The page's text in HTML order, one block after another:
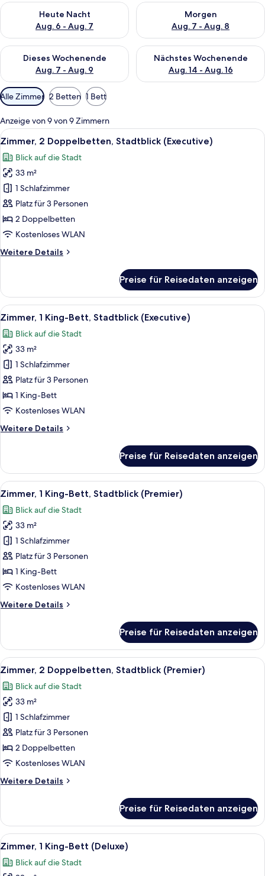
Heute Nacht
Aug. 6 - Aug. 7
Überprüfe die Verfügbarkeit für heute Nacht, Aug. 6 - Aug. 7.
Morgen
Aug. 7 - Aug. 8
Überprüfe die Verfügbarkeit
Dieses Wochenende
Aug. 7 - Aug. 9
Überprüfe die Verfügbarkeit für dieses Wochenende, Aug. 7
Nächstes Wochenende
Aug. 14 - Aug. 16
Überprüfe die Verfügbarkeit
Verfügbare
Filter
für
Zimmer
Alle Zimmer 2 Betten 1 Bett
Anzeige von 9 von 9 Zimmern
Alle
Fotos
für
Zimmer,
2 Doppelbetten,
Stadtblick
(Executive)
anzeigen
Ein Hotelzimmer mit zwei Betten,
7
Zimmer, 2 Doppelbetten, Stadtblick (Executive)
Blick auf die Stadt
33 m²
1 Schlafzimmer
Platz für 3 Personen
2 Doppelbetten
Kostenloses WLAN
Weitere Details
Weitere
2 Doppelbetten,
Stadtblick
(Executive)
Preise für Reisedaten anzeigen
Alle
Fotos
für
Zimmer,
1 King-
Bett,
Stadtblick
(Executive)
Ein modernes Hotelzimmer mit
6
Zimmer, 1 King-Bett, Stadtblick (Executive)
Blick auf die Stadt
33 m²
1 Schlafzimmer
Platz für 3 Personen
1 King-Bett
Kostenloses WLAN
Weitere Details
Weitere
1 King-
Bett,
Stadtblick
Preise für Reisedaten anzeigen
Alle
Fotos
für
Zimmer,
1 King-
Bett,
Stadtblick
(Premier)
Ein modernes Hotelzimmer mit Bett,
5
Zimmer, 1 King-Bett, Stadtblick (Premier)
Blick auf die Stadt
33 m²
1 Schlafzimmer
Platz für 3 Personen
1 King-Bett
Kostenloses WLAN
Weitere Details
Weitere
1 King-
Bett,
Stadtblick
Preise für Reisedaten anzeigen
Alle
Fotos
für
Zimmer,
2 Doppelbetten,
Stadtblick
(Premier)
anzeigen
Ein Hotelzimmer mit zwei Betten,
6
Zimmer, 2 Doppelbetten, Stadtblick (Premier)
Blick auf die Stadt
33 m²
1 Schlafzimmer
Platz für 3 Personen
2 Doppelbetten
Kostenloses WLAN
Weitere Details
Weitere
2 Doppelbetten,
Stadtblick
(Premier)
Preise für Reisedaten anzeigen
Alle
Fotos
für
Ein modernes Hotelzimmer mit Bett,
6
Zimmer, 1 King-Bett (Deluxe)
Blick auf die Stadt